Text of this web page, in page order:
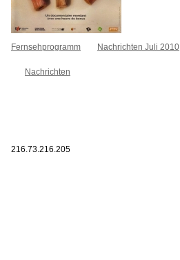
Fernsehprogramm Nachrichten Juli 2010
Nachrichten
216.73.216.205